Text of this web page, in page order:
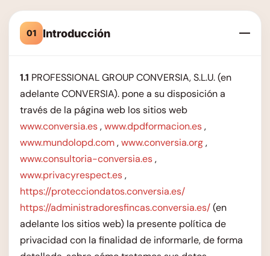
01 Introducción
1.1 PROFESSIONAL GROUP CONVERSIA, S.L.U. (en
adelante CONVERSIA). pone a su disposición a
través de la página web los sitios web
www.conversia.es,www.dpdformacion.es,
www.mundolopd.com,www.conversia.org,
www.consultoria-conversia.es,
www.privacyrespect.es,
https://protecciondatos.conversia.es/
https://administradoresfincas.conversia.es/(en
adelante los sitios web) la presente política de
privacidad con la finalidad de informarle, de forma